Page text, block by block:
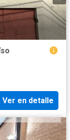
Ver en detalle